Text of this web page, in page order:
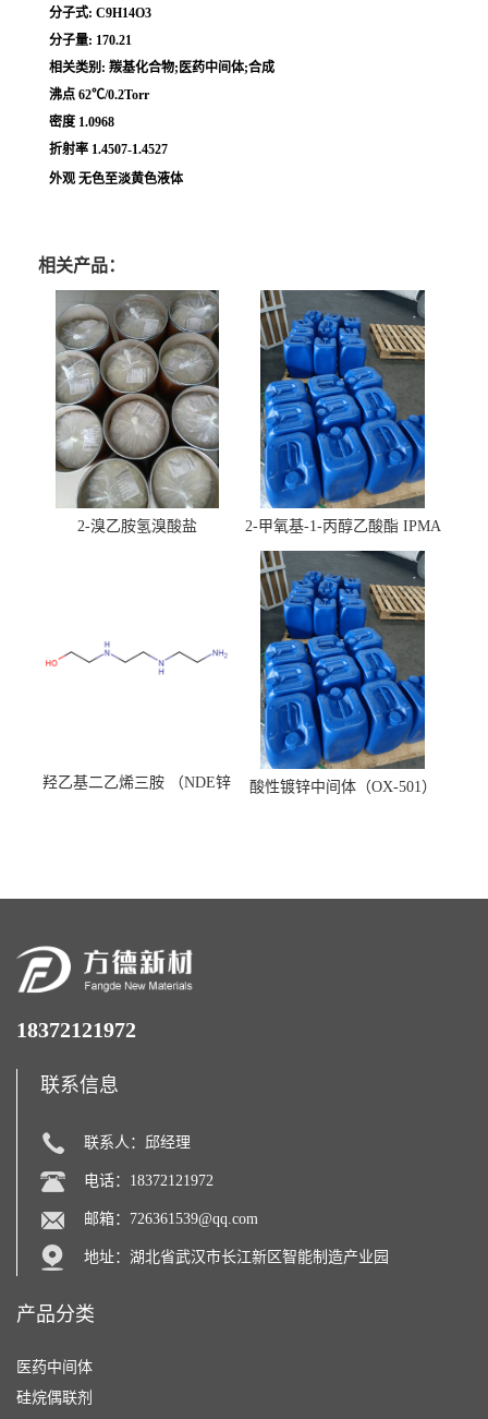
分子式: C9H14O3
分子量: 170.21
相关类别: 羰基化合物;医药中间体;合成
沸点 62℃/0.2Torr
密度 1.0968
折射率 1.4507-1.4527
外观 无色至淡黄色液体
相关产品：
2-溴乙胺氢溴酸盐 2-甲氧基-1-丙醇乙酸酯 IPMA
羟乙基二乙烯三胺 （NDE锌
酸性镀锌中间体（OX-501）
18372121972
联系信息
联系人：邱经理
电话：18372121972
邮箱： 726361539@qq.com
地址：湖北省武汉市长江新区智能制造产业园
产品分类
医药中间体
硅烷偶联剂